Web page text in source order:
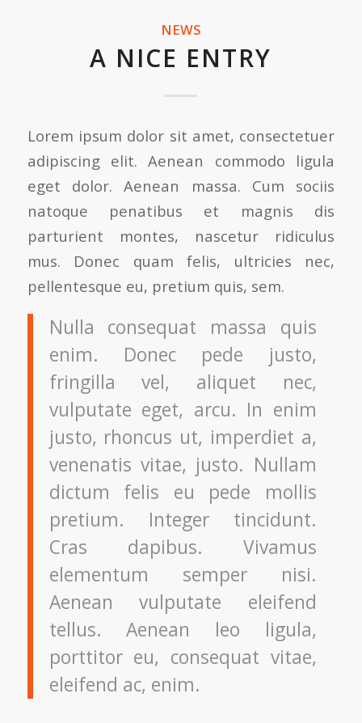
NEWS
A NICE ENTRY
Lorem ipsum dolor sit amet, consectetuer
adipiscing elit. Aenean commodo ligula
eget dolor. Aenean massa. Cum sociis
natoque penatibus et magnis dis
parturient montes, nascetur ridiculus
mus. Donec quam felis, ultricies nec,
pellentesque eu, pretium quis, sem.
Nulla consequat massa quis
enim. Donec pede justo,
fringilla vel, aliquet nec,
vulputate eget, arcu. In enim
justo, rhoncus ut, imperdiet a,
venenatis vitae, justo. Nullam
dictum felis eu pede mollis
pretium. Integer tincidunt.
Cras dapibus. Vivamus
elementum semper nisi.
Aenean vulputate eleifend
tellus. Aenean leo ligula,
porttitor eu, consequat vitae,
eleifend ac, enim.